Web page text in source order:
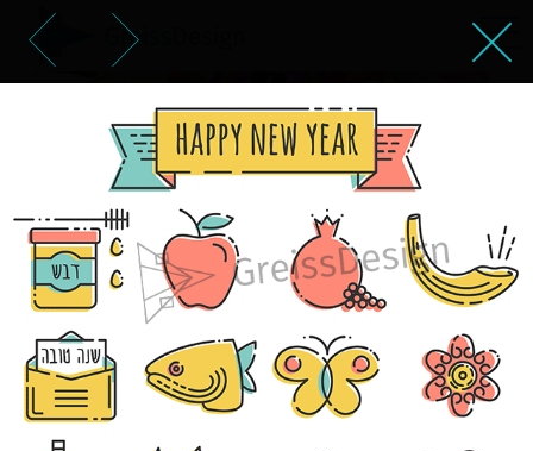
עיצוב אייקונים חגים יהודיים